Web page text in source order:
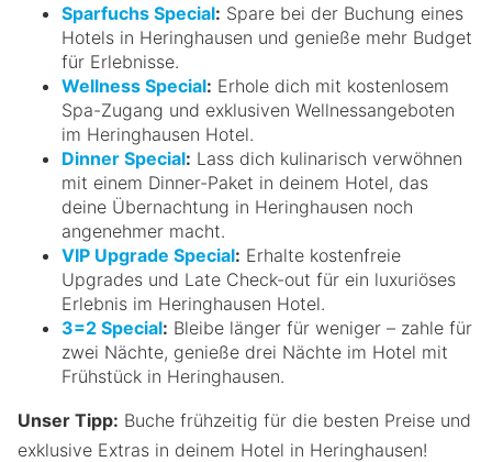
Sparfuchs Special: Spare bei der Buchung eines
Hotels in Heringhausen und genieße mehr Budget
für Erlebnisse.
Wellness Special: Erhole dich mit kostenlosem
Spa-Zugang und exklusiven Wellnessangeboten
im Heringhausen Hotel.
Dinner Special: Lass dich kulinarisch verwöhnen
mit einem Dinner-Paket in deinem Hotel, das
deine Übernachtung in Heringhausen noch
angenehmer macht.
VIP Upgrade Special: Erhalte kostenfreie
Upgrades und Late Check-out für ein luxuriöses
Erlebnis im Heringhausen Hotel.
3=2 Special: Bleibe länger für weniger – zahle für
zwei Nächte, genieße drei Nächte im Hotel mit
Frühstück in Heringhausen.
Unser Tipp: Buche frühzeitig für die besten Preise und
exklusive Extras in deinem Hotel in Heringhausen!